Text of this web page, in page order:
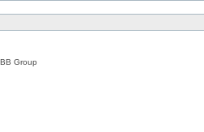
Group